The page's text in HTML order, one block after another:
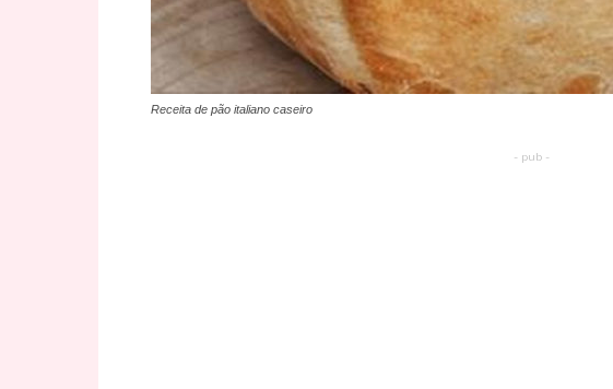
Receita de pão italiano caseiro
- pub -